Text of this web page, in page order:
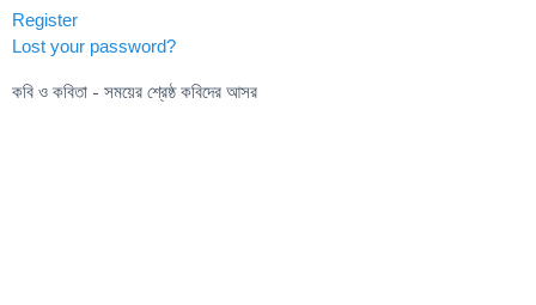
Register
Lost your password?
কবি ও কবিতা - সময়ের শ্রেষ্ঠ কবিদের আসর